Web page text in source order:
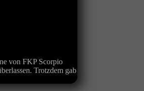
von FKP Scorpio
Trotzdem gab